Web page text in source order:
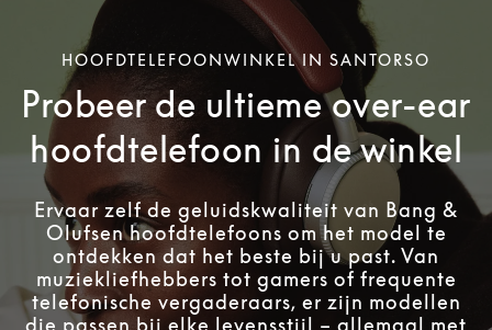
HOOFDTELEFOONWINKEL IN SANTORSO
Probeer de ultieme over-ear
hoofdtelefoon in de winkel
Ervaar zelf de geluidskwaliteit van Bang &
Olufsen hoofdtelefoons om het model te
ontdekken dat het beste bij u past. Van
muziekliefhebbers tot gamers of frequente
telefonische vergaderaars, er zijn modellen
die passen bij elke levensstijl – allemaal met